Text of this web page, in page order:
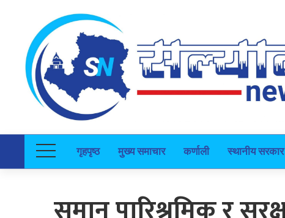
गृहपृष्ठ मुख्य समाचार कर्णाली स्थानीय सरकार